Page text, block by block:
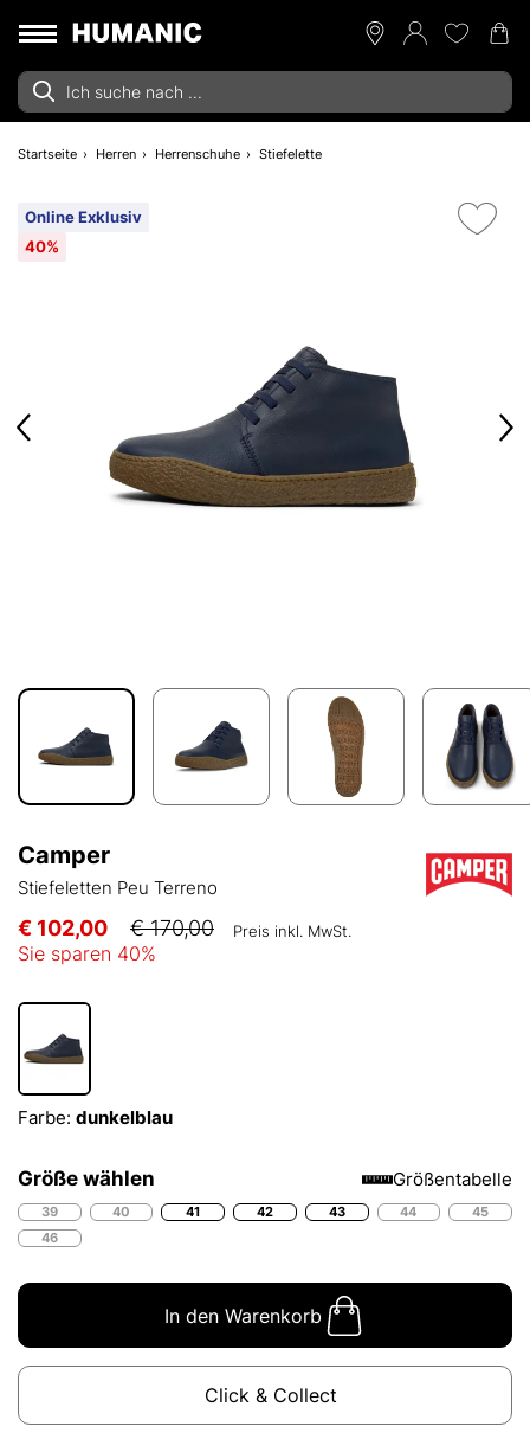
Startseite Herren Herrenschuhe Stiefelette
Online Exklusiv
40%
Camper
Stiefeletten Peu Terreno
€ 102,00 € 170,00 Preis inkl. MwSt.
Sie sparen 40%
Farbe: dunkelblau
Größe wählen Größentabelle
39 40 41 42 43 44
45
46
In den Warenkorb
Click & Collect